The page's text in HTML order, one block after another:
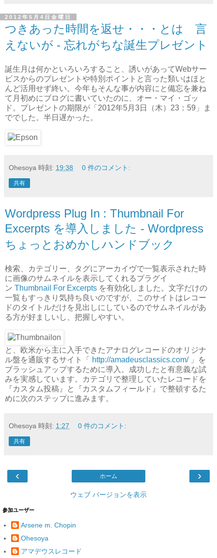
2012年5月4日金曜日
つきあった時間を返せ・・・とは 言
えないが - 忘れがちな誕生プレゼント
誕生月は何かといろいろすること、誘いがあってWebサー
ビスからのプレゼントや特別ポイントと言った類いはほと
んど活用せず終い。今年もそんな事が内容にと備忘を兼ね
て月初めにブログに書いていたのに、オー・マイ・ゴッ
ド。プレゼントの期限が「2012年5月3日（木）23：59」ま
ででした。半日遅かった。
Ohesoya 時刻: 19:38 0 件のコメント:
共有
Wordpress Plug In : Thumbnail For
Excerpts を導入しました - Wordpress
ちょっとおめかしハンドブック
検索、カテゴリー、タグにアーカイヴで一覧表示された時
に画像のサムネイルを表示してくれるプラグイ
ン Thumbnail For Excerpts を有効化しました。文字だけの
一覧もすっきり気持ち良いのですが、このサイトはレコー
ドのタイトルだけを見出しにしているのでサムネイルがあ
る方が好ましいし、把握しやすい。
と、欧米から主に入手できたアナログレコードのオリジナ
ル盤を通販するサイト「
http://amadeusclassics.com/」を
ブラッシュアップするために導入。成功したと有意義な試
みを実感しています。カテゴリで整理していたレコードを
『カスタム投稿』と『カスタムフィールド』で整頓するた
めに次のステップに進みます。
Ohesoya 時刻: 1:27 0 件のコメント:
共有
‹ ›
ホーム
ウェブ バージョンを表示
参加ユーザー
Arsene m. Chopin
Ohesoya
アマデウスレコード